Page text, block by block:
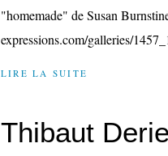
"homemade" de Susan
expressions.com/galleries/
LIRE LA SUITE
Thibaut